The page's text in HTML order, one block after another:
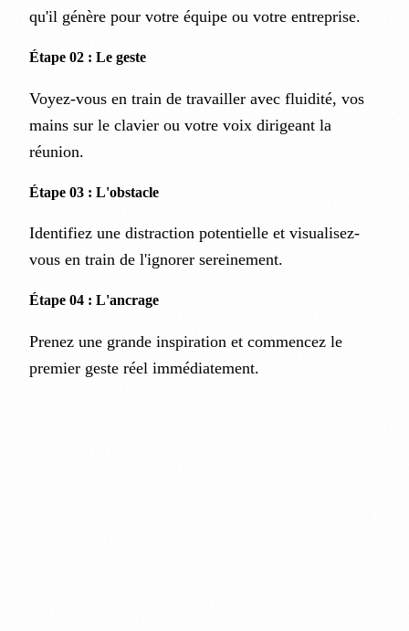
qu'il génère pour votre équipe ou votre entreprise.
Étape 02 : Le geste
Voyez-vous en train de travailler avec fluidité, vos
mains sur le clavier ou votre voix dirigeant la
réunion.
Étape 03 : L'obstacle
Identifiez une distraction potentielle et visualisez-
vous en train de l'ignorer sereinement.
Étape 04 : L'ancrage
Prenez une grande inspiration et commencez le
premier geste réel immédiatement.